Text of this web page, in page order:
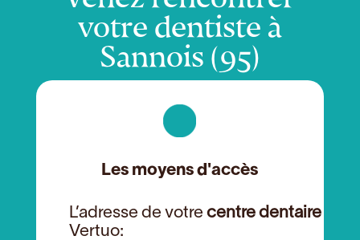
votre dentiste à
Sannois (95)
Les moyens d'accès
L’adresse de votre centre dentaire
Vertuo: